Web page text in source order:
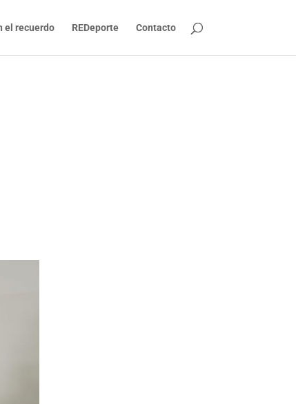
el recuerdo REDeporte Contacto